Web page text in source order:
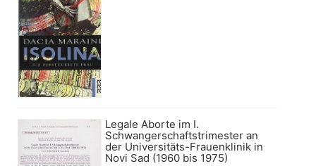
Legale Aborte im I.
Schwangerschaftstrimester an
der Universitäts-Frauenklinik in
Novi Sad (1960 bis 1975)